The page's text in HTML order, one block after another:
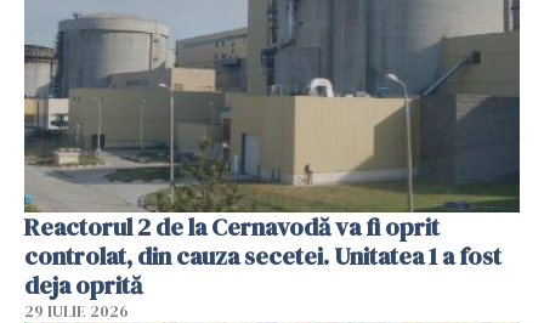
Reactorul 2 de la Cernavodă va fi oprit
controlat, din cauza secetei. Unitatea 1 a fost
deja oprită
29 IULIE 2026